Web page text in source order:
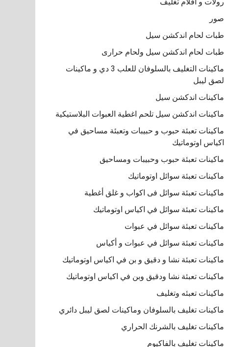
صور
طبات لحام اندكشن سيل
طبات لحام اندكشن سيل ولحام حرارى
ماكينات التغليف بالسلوفان للعلب 3 دي و ماكينات
لصق ليبل
ماكينات اندكشن سيل
ماكينات اندكشن سيل تلحم اغطية العبوات البلاستيكية
ماكينات تعبئة حبوب و حبيبات وتعبئة مساحيق في
اكياس اوتوماتيك
ماكينات تعبئة حبوب وحبيبات ومساحيق
ماكينات تعبئة سوائل اوتوماتيك
ماكينات تعبئة سوائل فى اكواب و غلق أغطية
ماكينات تعبئة سوائل في اكياس اوتوماتيك
ماكينات تعبئة سوائل في عبوات
ماكينات تعبئة سوائل في عبوات و أكياس
ماكينات تعبئة نشا و دقيق و بن في اكياس اوتوماتيك
ماكينات تعبئة نشا ودقيق وبن في اكياس اوتوماتيك
ماكينات تعبئه وتغليف
ماكينات تغليف بالسلوفان وماكينات لصق ليبل دائري
ماكينات تغليف بالشرنك الحراري
ماكينات تغليف بالفاكيوم